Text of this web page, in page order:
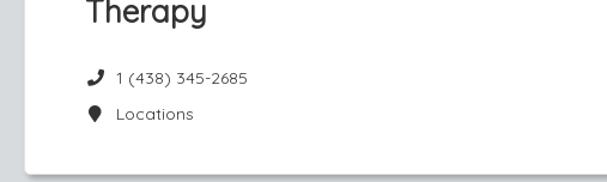
Therapy
1 (438) 345-2685
Locations